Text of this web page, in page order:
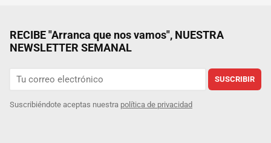
RECIBE "Arranca que nos vamos", NUESTRA
NEWSLETTER SEMANAL
SUSCRIBIR
Suscribiéndote aceptas nuestra política de privacidad